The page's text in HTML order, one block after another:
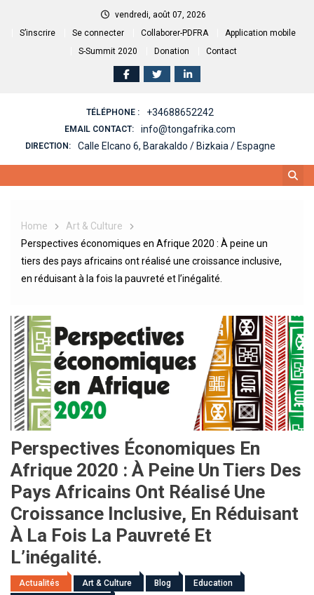
vendredi, août 07, 2026
S’inscrire
Se connecter Collaborer-PDFRA
Application mobile
S-Summit 2020
Donation Contact
TÉLÉPHONE : +34688652242
EMAIL CONTACT: info@tongafrika.com
DIRECTION: Calle Elcano 6, Barakaldo / Bizkaia / Espagne
Home
Art & Culture
Perspectives économiques en Afrique 2020 : À peine un
tiers des pays africains ont réalisé une croissance inclusive,
en réduisant à la fois la pauvreté et l’inégalité.
Perspectives Économiques En
Afrique 2020 : À Peine Un Tiers Des
Pays Africains Ont Réalisé Une
Croissance Inclusive, En Réduisant
À La Fois La Pauvreté Et
L’inégalité.
Actualités Art & Culture Blog
Education